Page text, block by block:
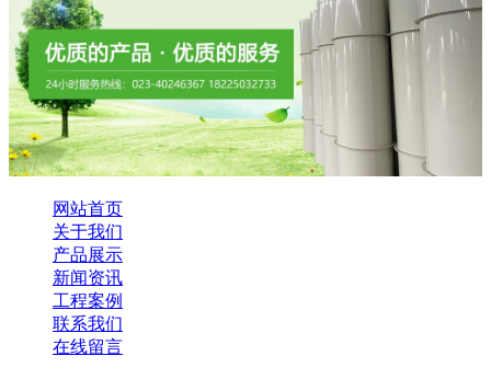
网站首页
关于我们
产品展示
新闻资讯
工程案例
联系我们
在线留言